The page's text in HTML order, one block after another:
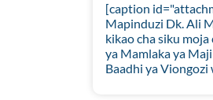
[caption
Mapinduzi Dk. Ali
kikao cha siku
ya Mamlaka ya
Baadhi ya